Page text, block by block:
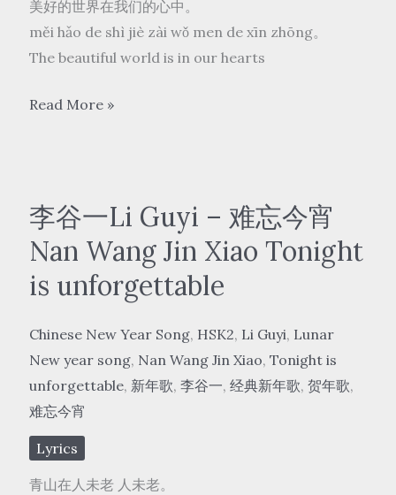
is
coming
美好的世界在我们的心中。
měi hǎo de shì jiè zài wǒ men de xīn zhōng。
The beautiful world is in our hearts
宋
Zuying-
好
日
子
rì
zi
Happy
Life
Read More »
李谷一Li Guyi – 难忘今宵
Nan Wang Jin Xiao Tonight
is unforgettable
Chinese New Year Song, HSK2, Li Guyi, Lunar
New year song, Nan Wang Jin Xiao, Tonight is
unforgettable, 新年歌, 李谷一, 经典新年歌, 贺年歌,
难忘今宵
Lyrics
青山在人未老 人未老。